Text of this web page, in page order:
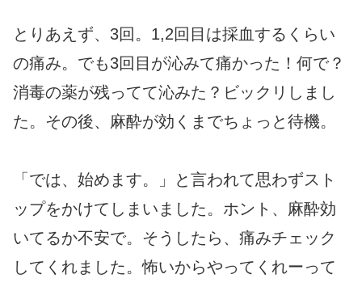
とりあえず、3回。1,2回目は採血するくらい
の痛み。でも3回目が沁みて痛かった！何で？
消毒の薬が残ってて沁みた？ビックリしまし
た。その後、麻酔が効くまでちょっと待機。
「では、始めます。」と言われて思わずスト
ップをかけてしまいました。ホント、麻酔効
いてるか不安で。そうしたら、痛みチェック
してくれました。怖いからやってくれーって